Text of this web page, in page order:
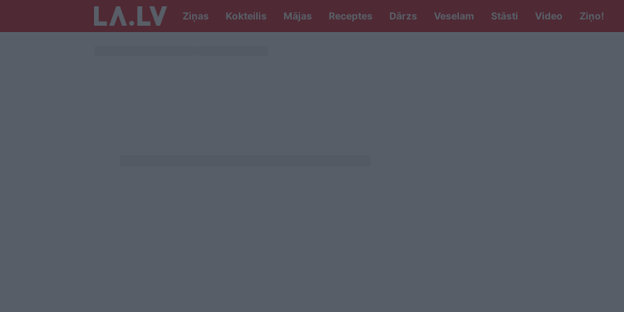
Ziņas Kokteilis Mājas Receptes Dārzs Veselam Stāsti Video Ziņo!